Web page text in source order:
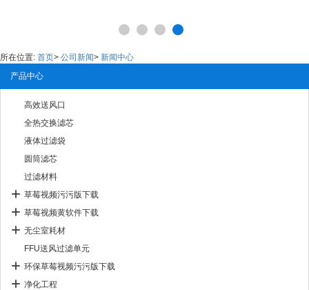
所在位置: 首页> 公司新闻> 新闻中心
产品中心
高效送风口
全热交换滤芯
液体过滤袋
圆筒滤芯
过滤材料
草莓视频污污版下载
草莓视频黄软件下载
无尘室耗材
FFU送风过滤单元
环保草莓视频污污版下载
净化工程